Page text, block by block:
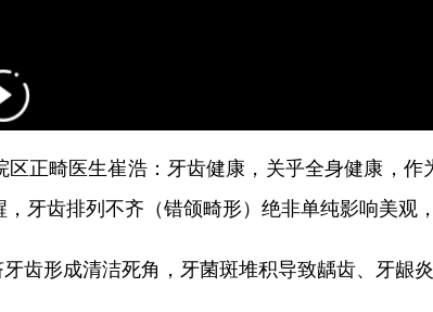
正畸医生崔浩： 牙齿健康，关乎全身健康，
牙齿排列不齐（错颌畸形）绝非单纯影响美观
形成清洁死角，牙菌斑堆积导致龋齿、牙龈炎